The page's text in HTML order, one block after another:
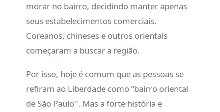
morar no bairro, decidindo manter apenas
seus estabelecimentos comerciais.
Coreanos, chineses e outros orientais
começaram a buscar a região.
Por isso, hoje é comum que as pessoas se
refiram ao Liberdade como “bairro oriental
de São Paulo''. Mas a forte história e